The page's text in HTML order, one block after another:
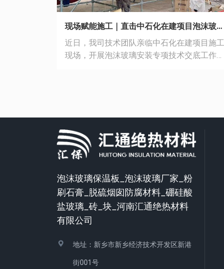
现场赋能施工｜直击中石化在建项目泡沫玻璃安装技术交底现场
近日，我司技术团队亲临中石化在建项目施工
现场，开展泡沫玻璃安装专项技术交底工作。
装细节误区，统一施工标准、规范作业流程。
中石化工程项目工况要求高、防火保温标准严
苛，泡沫玻璃凭借 A1 级不燃、耐腐防潮、绝
热耐久的优势，适配石化设备与管道保温需
操水平，保障项目泡沫玻璃安装施工质量、安
全与进度，为中石化在建工程高标准建设保驾
护航。我司始终扎根工业绝热保温领域，坚持
现场技术交底 + 上门施工指导一体化服务，以
化大型在建项目赋能助力。
泡沫玻璃保温板_泡沫玻璃厂家_粉
刷石膏_脱硫烟囱防腐材料_硼硅酸
盐玻璃_砖_块_河南汇通绝热材料
有限公司
地址：新乡市新乡经济技术开发区新港
街001号